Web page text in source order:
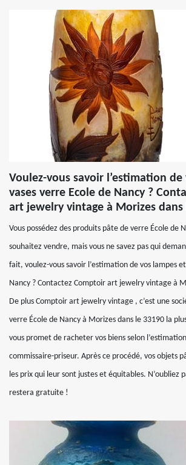
Voulez-vous savoir l’estimation
vases verre Ecole de Nancy ?
art jewelry vintage à Morizes dans
Vous possédez des produits pâte de verre École de
souhaitez vendre, mais vous ne savez pas qui
fait, voulez-vous savoir l’estimation de vos lampes
Nancy ? Contactez Comptoir art jewelry vintage à
De plus Comptoir art jewelry vintage , c’est une
verre École de Nancy à Morizes dans le 33190 la
vous promet de racheter vos biens selon
commissaire-priseur. Après ce procédé, vos objets
les prix qui leur sont justes et équitables. N’oubliez
restera gratuite !